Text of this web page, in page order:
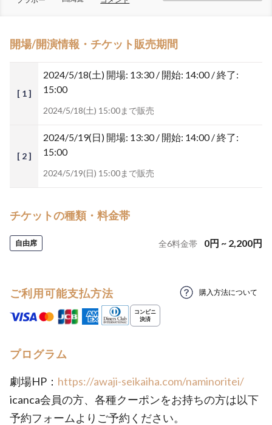
開場/開演情報・チケット販売期間
[ 1 ]
2024/5/18(土) 開場: 13:30 / 開始: 14:00 / 終了:
15:00
2024/5/18(土) 15:00まで販売
[ 2 ]
2024/5/19(日) 開場: 13:30 / 開始: 14:00 / 終了:
15:00
2024/5/19(日) 15:00まで販売
チケットの種類・料金帯
自由席 全6料金帯 0円 ~ 2,200円
ご利用可能支払方法 購入方法について
プログラム
劇場HP： https://awaji-seikaiha.com/naminoritei/
icanca会員の方、各種クーポンをお持ちの方は以下
予約フォームよりご予約ください。